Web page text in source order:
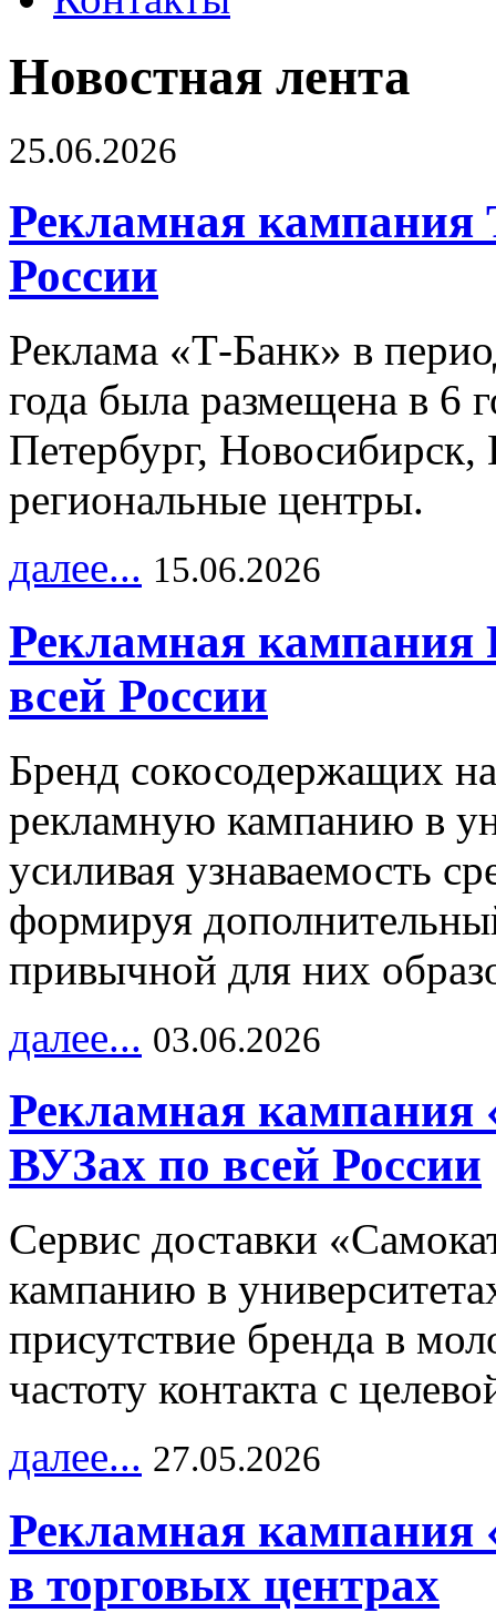
Новостная лента
25.06.2026
Рекламная кампания
России
Реклама «Т-Банк» в
года была размещена в 6
Петербург,
региональные центры.
далее... 15.06.2026
Рекламная
всей России
Бренд сокосодержащих
рекламную кампанию в
усиливая узнаваемость
формируя
привычной для них
далее... 03.06.2026
Рекламная кампания
ВУЗах по всей России
Сервис доставки
кампанию в
присутствие бренда в
частоту контакта с
далее... 27.05.2026
Рекламная кампания
в торговых центрах